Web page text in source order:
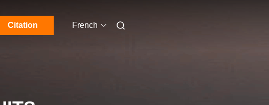
Citation French